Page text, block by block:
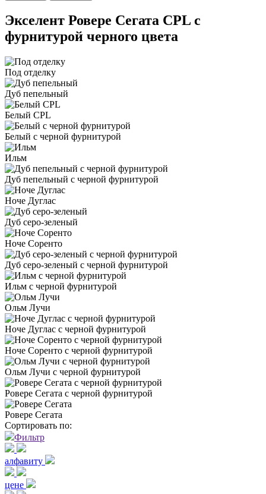
Экселент Ровере Сегата CPL с
фурнитурой черного цвета
Под отделку
Дуб пепельный
Белый CPL
Белый с черной фурнитурой
Ильм
Дуб пепельный с черной фурнитурой
Ноче Дуглас
Дуб серо-зеленый
Ноче Соренто
Дуб серо-зеленый с черной фурнитурой
Ильм с черной фурнитурой
Ольм Лучи
Ноче Дуглас с черной фурнитурой
Ноче Соренто с черной фурнитурой
Ольм Лучи с черной фурнитурой
Ровере Сегата с черной фурнитурой
Ровере Сегата
Сортировать по:
Фильтр
алфавиту
цене